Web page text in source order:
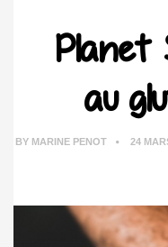
Planet
au
BY MARINE PENOT 24